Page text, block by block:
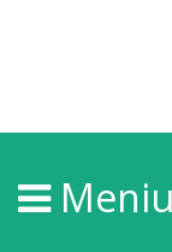
DGPDC
Informații
Meniu